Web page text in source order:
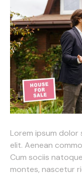
Lorem ipsum
elit. Aenean
Cum sociis
montes, nascetur